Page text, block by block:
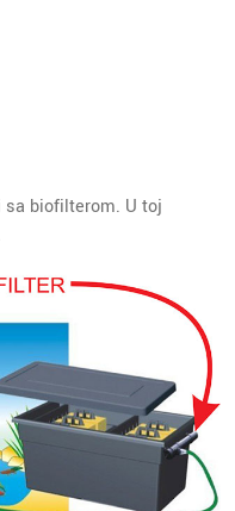
sa biofilterom. U toj